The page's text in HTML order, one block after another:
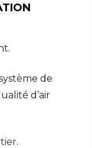
de
d’air
.